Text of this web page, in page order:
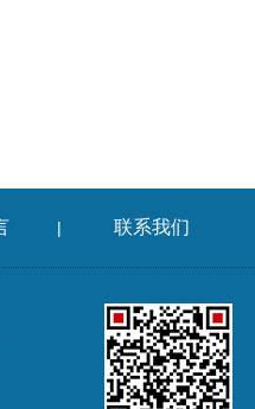
| 联系我们